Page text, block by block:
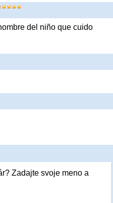
del niño que cuido
Zadajte svoje meno a